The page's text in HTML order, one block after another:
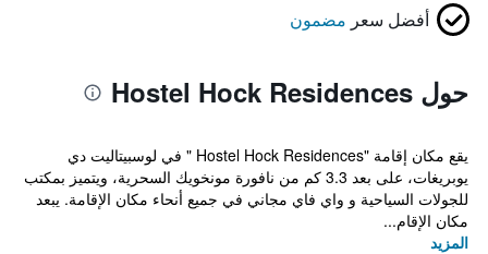
أفضل سعر مضمون
حول Hostel Hock Residences
يقع مكان إقامة "Hostel Hock Residences " في لوسبيتاليت دي
يوبريغات، على بعد 3.3 كم من نافورة مونخويك السحرية، ويتميز بمكتب
للجولات السياحية و واي فاي مجاني في جميع أنحاء مكان الإقامة. يبعد
مكان الإقام...
المزيد